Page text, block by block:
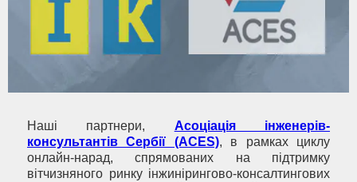
Наші партнери, Асоціація інженерів-
консультантів Сербії (ACES), в рамках циклу
онлайн-нарад, спрямованих на підтримку
вітчизняного ринку інжинірингово-консалтингових